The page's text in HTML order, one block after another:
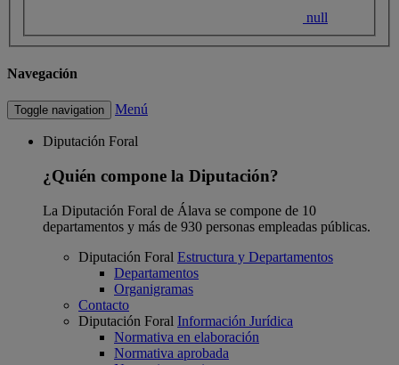
null
Navegación
Toggle navigation Menú
Diputación Foral
¿Quién compone la Diputación?
La Diputación Foral de Álava se compone de 10
departamentos y más de 930 personas empleadas públicas.
Diputación Foral Estructura y Departamentos
Departamentos
Organigramas
Contacto
Diputación Foral Información Jurídica
Normativa en elaboración
Normativa aprobada